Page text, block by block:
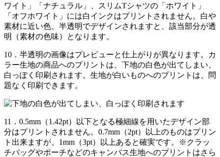
ワイト」「ナチュラル」、スリムTシャツの「ホワイト」
「オフホワイト」には白インクはプリントされません。白や
素材に近い色、半透明でデザインされますと、該当部分が透
明（素材の色味）となります。
10． 半透明の画像はプレビューと仕上がりが異なります。カ
ラー生地の商品へのプリントは、下地の白色が出てしまい、
白っぽく印刷されます。生地が白いものへのプリントは、問
題なく印刷できます。
11． 0.5mm（1.42pt）以下となる極細線を用いたデザイン部
分はプリントされません。0.7mm（2pt）以上のものはプリン
ト出来ますが、1mm（3pt）以上あると確実です。※クラッ
チバッグやポーチなどのキャンバス生地へのプリントはさら